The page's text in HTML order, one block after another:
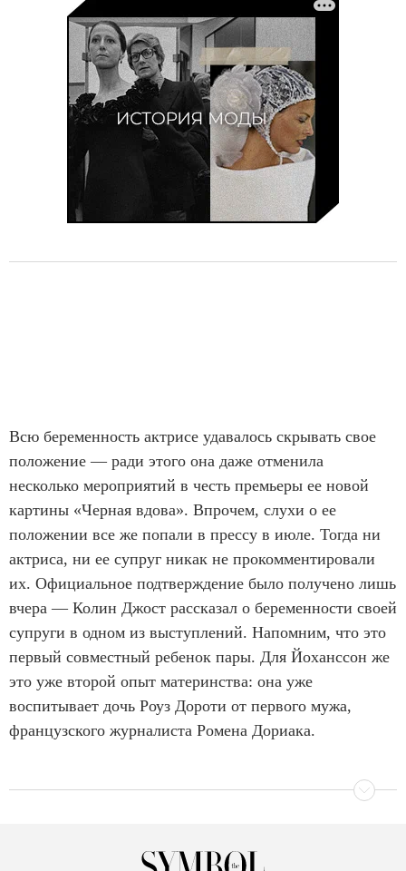
Всю беременность актрисе удавалось скрывать свое
положение — ради этого она даже отменила
несколько мероприятий в честь премьеры ее новой
картины «Черная вдова». Впрочем, слухи о ее
положении все же попали в прессу в июле. Тогда ни
актриса, ни ее супруг никак не прокомментировали
их. Официальное подтверждение было получено лишь
вчера — Колин Джост рассказал о беременности своей
супруги в одном из выступлений. Напомним, что это
первый совместный ребенок пары. Для Йоханссон же
это уже второй опыт материнства: она уже
воспитывает дочь Роуз Дороти от первого мужа,
французского журналиста Ромена Дориака.